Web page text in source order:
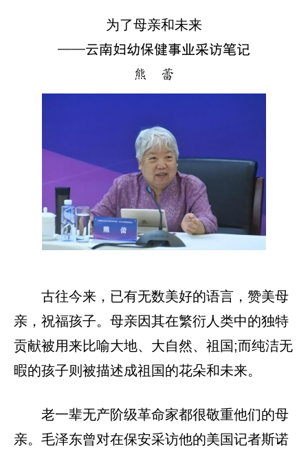
为了母亲和未来
——云南妇幼保健事业采访笔记
熊 蕾
古往今来，已有无数美好的语言，赞美母
亲，祝福孩子。母亲因其在繁衍人类中的独特
贡献被用来比喻大地、大自然、祖国;而纯洁无
暇的孩子则被描述成祖国的花朵和未来。
老一辈无产阶级革命家都很敬重他们的母
亲。毛泽东曾对在保安采访他的美国记者斯诺